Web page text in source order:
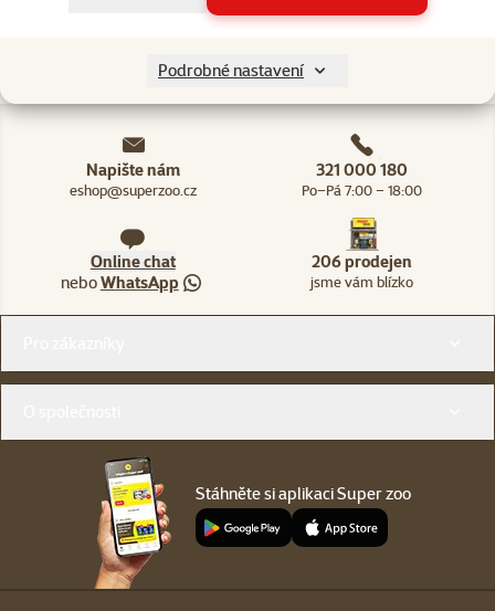
Podrobné nastavení
Napište nám
eshop@superzoo.cz
321 000 180
Po–Pá 7:00 – 18:00
Online chat
neboWhatsApp
206 prodejen
jsme vám blízko
Stáhněte si aplikaci Super zoo